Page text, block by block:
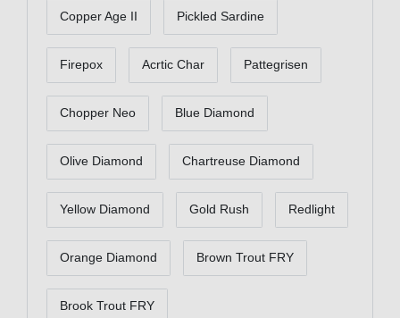
Copper Age II Pickled Sardine
Firepox Acrtic Char Pattegrisen
Chopper Neo Blue Diamond
Olive Diamond Chartreuse Diamond
Yellow Diamond Gold Rush Redlight
Orange Diamond Brown Trout FRY
Brook Trout FRY